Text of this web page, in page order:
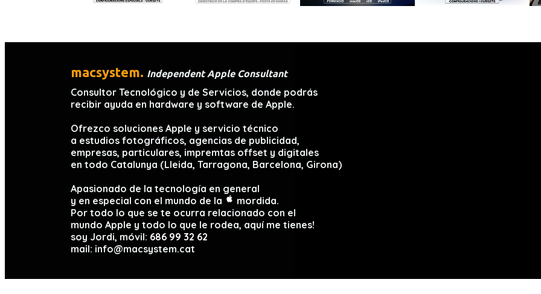
macsystem. Independent Apple Consultant
Consultor Tecnológico y de Servicios, donde podrás
recibir ayuda en hardware y software de Apple.
Ofrezco soluciones Apple y servicio técnico
a estudios fotográficos, agencias de publicidad,
empresas, particulares, impremtas offset y digitales
en todo Catalunya (Lleida, Tarragona, Barcelona, Girona)
Apasionado de la tecnología en general
y en especial con el mundo de la
mordida.
Por todo lo que se te ocurra relacionado con el
mundo Apple y todo lo que le rodea, aquí me tienes!
soy Jordi, móvil: 686 99 32 62
mail: info@macsystem.cat